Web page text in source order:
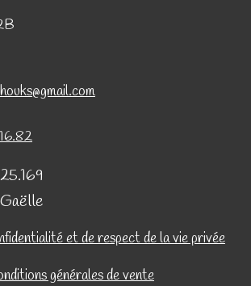
et de respect de la vie privée
générales de vente